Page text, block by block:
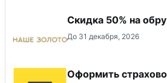
Скидка 50% на
До 31 декабря, 2026
Оформить